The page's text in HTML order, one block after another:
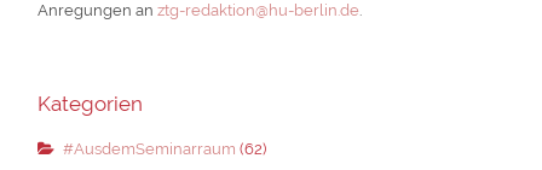
Anregungen anztg-redaktion@hu-berlin.de.
Kategorien
#AusdemSeminarraum (62)